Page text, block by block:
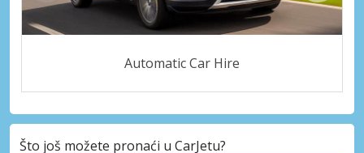
Automatic Car Hire
Što još možete pronaći u CarJetu?